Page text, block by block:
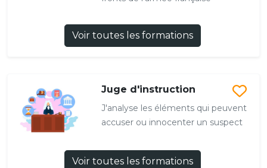
Voir toutes les formations
Juge d'instruction
J'analyse les éléments qui peuvent
accuser ou innocenter un suspect
Voir toutes les formations